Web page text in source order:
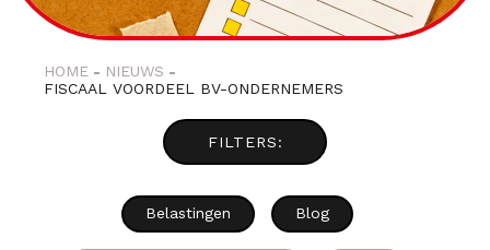
HOME
NIEUWS
FISCAAL VOORDEEL BV-ONDERNEMERS
Belastingen Blog